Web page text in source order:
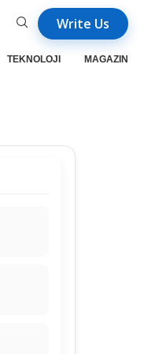
Write Us
TEKNOLOJI MAGAZIN